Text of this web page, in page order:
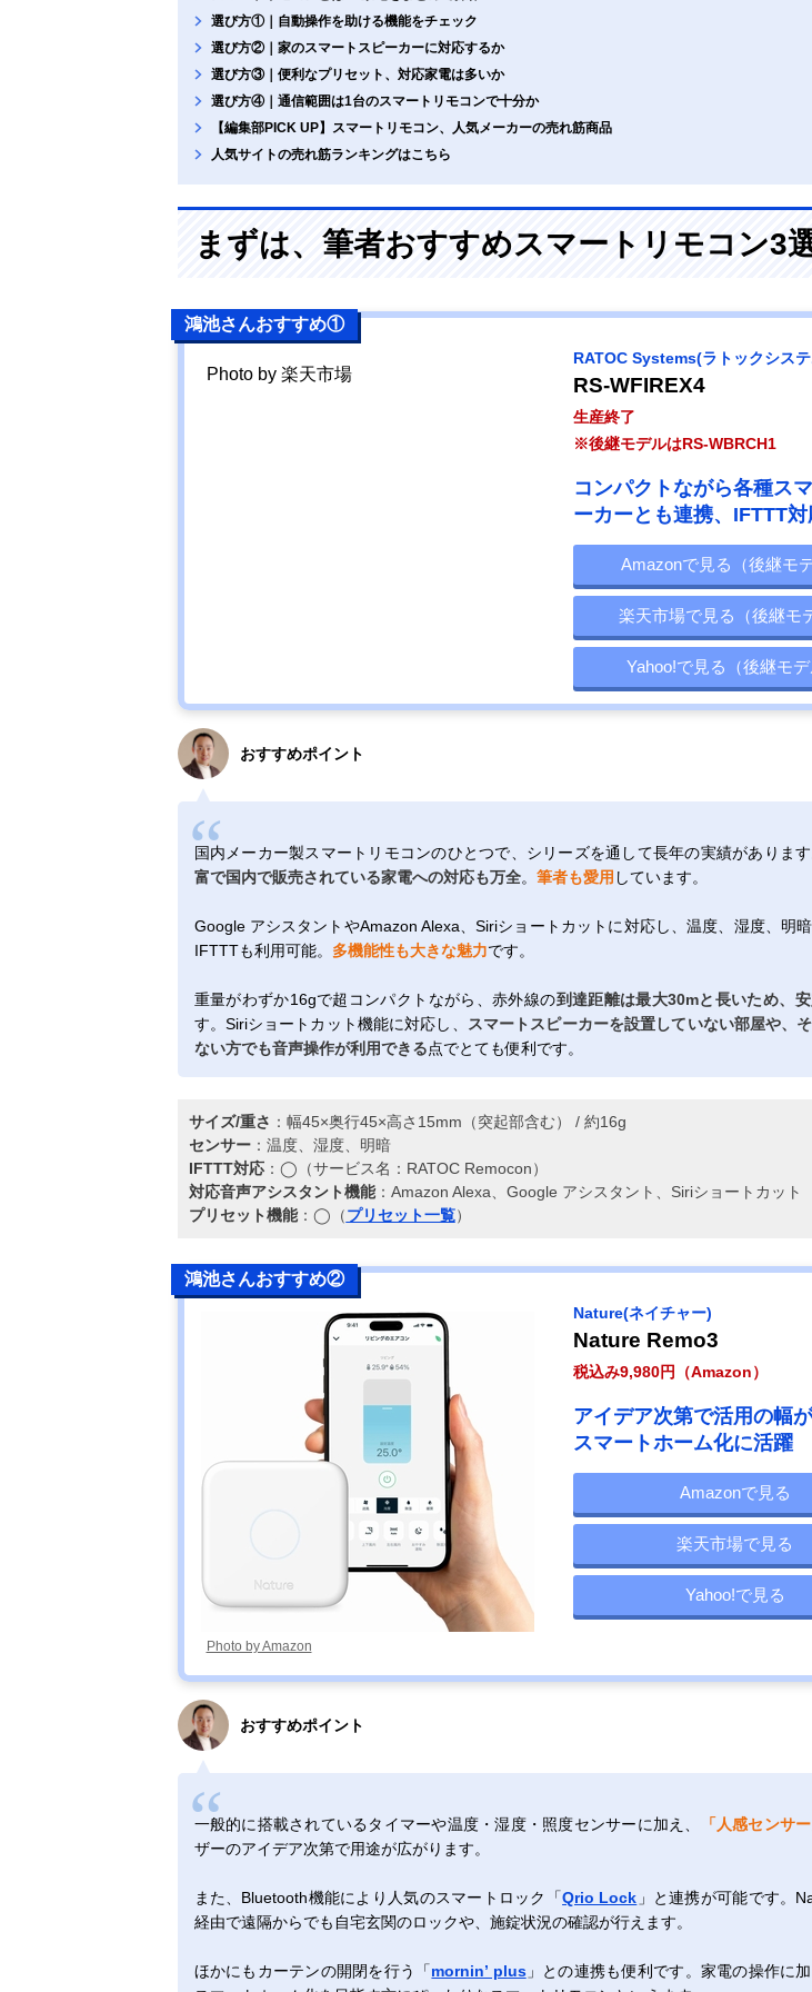
選び方①｜自動操作を助ける機能をチェック
選び方②｜家のスマートスピーカーに対応するか
選び方③｜便利なプリセット、対応家電は多いか
選び方④｜通信範囲は1台のスマートリモコンで十分か
【編集部PICK UP】スマートリモコン、人気メーカーの売れ筋商品
人気サイトの売れ筋ランキングはこちら
まずは、筆者おすすめスマートリモコン3
鴻池さんおすすめ①
Photo by 楽天市場
RATOC Systems(ラトックシス
RS-WFIREX4
生産終了
※後継モデルはRS-WBRCH1
コンパクトながら各種ス
ーカーとも連携、IFTTT対
Amazonで見る（後継モデ
楽天市場で見る（後継モ
Yahoo!で見る（後継モデ
おすすめポイント
国内メーカー製スマートリモコンのひとつで、シリーズを通して長年の実績があります
富で国内で販売されている家電への対応も万全。 筆者も愛用 しています。
Google アシスタントやAmazon Alexa、Siriショートカットに対応し、温度、湿度、明
IFTTTも利用可能。 多機能性も大きな魅力です。
重量がわずか16gで超コンパクトながら、赤外線の到達距離は最大30mと長いため、
す。Siriショートカット機能に対応し、
スマートスピーカーを設置していない部屋や、
ない方でも音声操作が利用できる点でとても便利です。
サイズ/重さ ：幅45×奥行45×高さ15mm（突起部含む） / 約16g
センサー：温度、湿度、明暗
IFTTT対応：◯（サービス名：RATOC Remocon）
対応音声アシスタント機能：Amazon Alexa、Google アシスタント、Siriショートカット
プリセット機能：◯（プリセット一覧）
鴻池さんおすすめ②
Photo by Amazon
Nature(ネイチャー)
Nature Remo3
税込み9,980円（Amazon）
アイデア次第で活用の幅が
スマートホーム化に活躍
Amazonで見る
楽天市場で見る
Yahoo!で見る
おすすめポイント
一般的に搭載されているタイマーや温度・湿度・照度センサーに加え、 「人感センサ
ザーのアイデア次第で用途が広がります。
また、Bluetooth機能により人気のスマートロック「Qrio Lock 」と連携が可能です。
経由で遠隔からでも自宅玄関のロックや、施錠状況の確認が行えます。
ほかにもカーテンの開閉を行う「mornin’ plus」との連携も便利です。家電の操作に